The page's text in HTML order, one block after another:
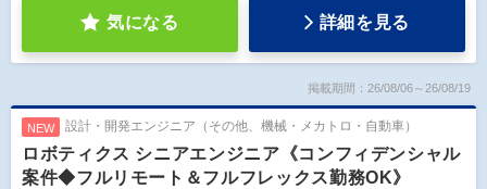
気になる 詳細を見る
掲載期間：26/08/06～26/08/19
NEW 設計・開発エンジニア（その他、機械・メカトロ・自動車）
ロボティクス シニアエンジニア《コンフィデンシャル
案件◆フルリモート＆フルフレックス勤務OK》